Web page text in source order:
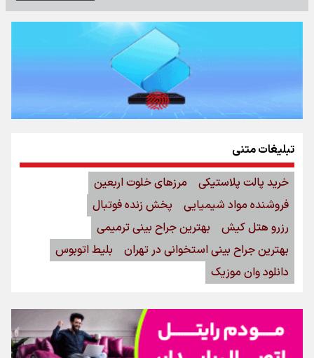
تبلیغات متنی
خرید پالت پلاستیکی
مرزهای خلوت اربعین
فروشنده مواد شیمیایی
پخش زنده فوتبال
رزرو هتل کیش
بهترین جراح بینی ترمیمی
بهترین جراح بینی استخوانی در تهران
بلیط اتوبوس
دانلود وان موزیک